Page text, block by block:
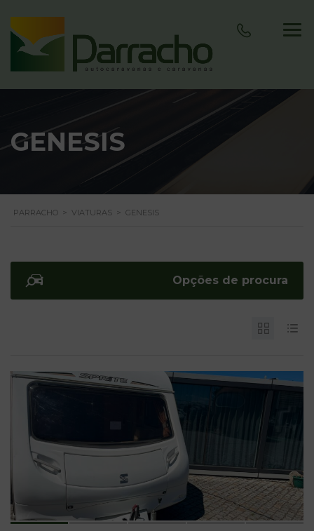
GENESIS
PARRACHO > VIATURAS > GENESIS
Opções de procura